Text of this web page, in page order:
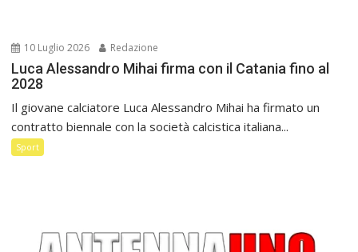
10 Luglio 2026 Redazione
Luca Alessandro Mihai firma con il Catania fino al
2028
Il giovane calciatore Luca Alessandro Mihai ha firmato un
contratto biennale con la società calcistica italiana...
Sport